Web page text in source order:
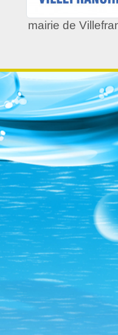
mairie de